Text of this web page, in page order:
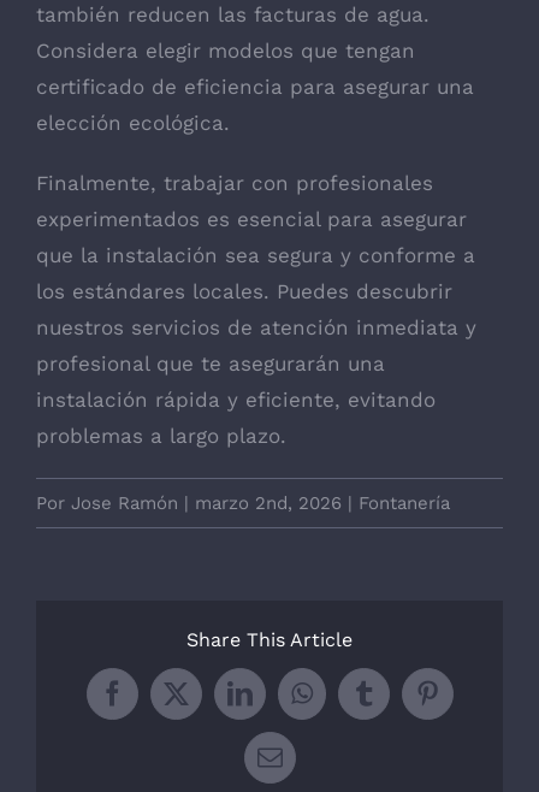
también reducen las facturas de agua.
Considera elegir modelos que tengan
certificado de eficiencia para asegurar una
elección ecológica.
Finalmente, trabajar con profesionales
experimentados es esencial para asegurar
que la instalación sea segura y conforme a
los estándares locales. Puedes descubrir
nuestros servicios de atención inmediata y
profesional que te asegurarán una
instalación rápida y eficiente, evitando
problemas a largo plazo.
Por Jose Ramón | marzo 2nd, 2026 | Fontanería
Share This Article
Facebook
X LinkedInWhatsApp
TumblrPinterest
Correo